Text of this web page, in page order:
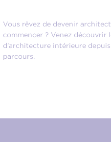
Vous rêvez de devenir
commencer ? Venez découvrir
d’architecture intérieure
parcours.